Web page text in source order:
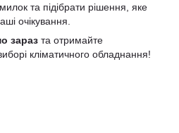
та підібрати рішення, яке
очікування.
зараз та отримайте
кліматичного обладнання!